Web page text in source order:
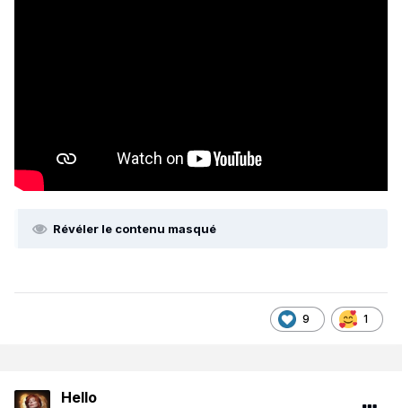
Révéler le contenu masqué
9 1
Hello